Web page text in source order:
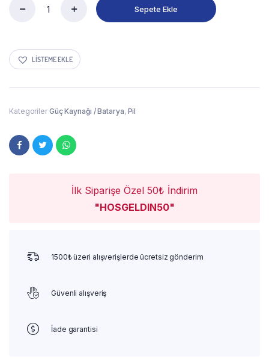
Sepete Ekle
LISTEME EKLE
Kategoriler Güç Kaynağı / Batarya, Pil
İlk Siparişe Özel 50₺ İndirim
"HOSGELDIN50"
1500₺ üzeri alışverişlerde ücretsiz gönderim
Güvenli alışveriş
İade garantisi